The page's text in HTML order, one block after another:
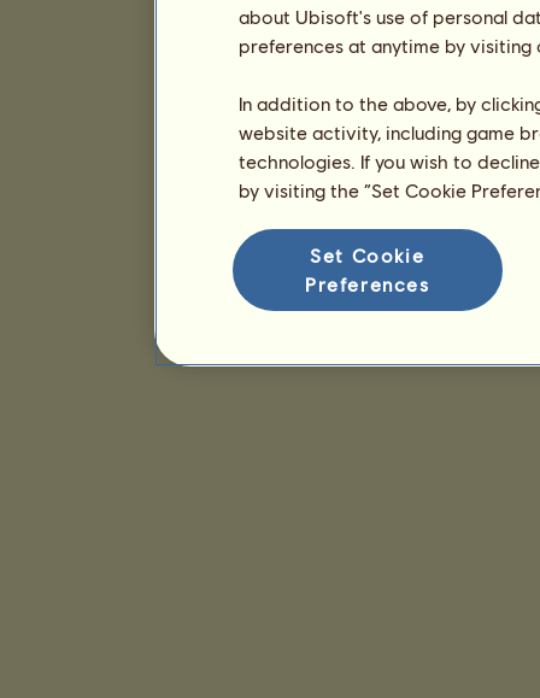
about Ubisoft's use of personal
preferences at anytime by
In addition to the above, by
website activity, including game
technologies. If you wish to
by visiting the “Set Cookie
Set Cookie
Preferences